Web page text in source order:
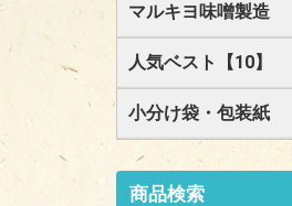
マルキヨ味噌製造
人気ベスト【10】
小分け袋・包装紙
商品検索